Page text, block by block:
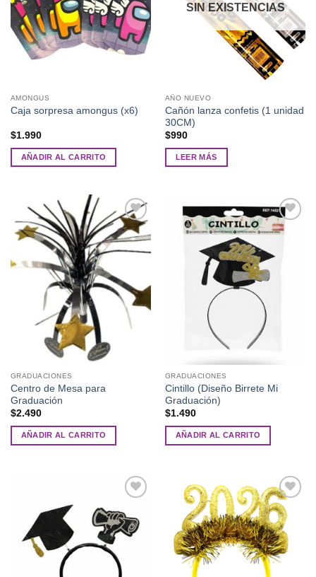
AMONGUS
Caja sorpresa amongus (x6)
$1.990
AÑADIR AL CARRITO
SIN EXISTENCIAS
AÑO NUEVO
Cañón lanza confetis (1 unidad
30CM)
$990
LEER MÁS
Añadir
a la
lista de
GRADUACIONES
Centro de Mesa para
Graduación
$2.490
AÑADIR AL CARRITO
Añadir
deseos
GRADUACIONES
Cintillo (Diseño Birrete Mi
Graduación)
$1.490
AÑADIR AL CARRITO
a la
lista de
deseos
Añadir
a la
lista de
deseos